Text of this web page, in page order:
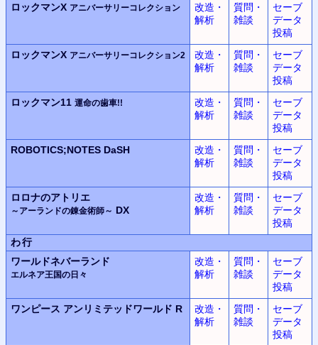
ロックマンX アニバーサリーコレクション
改造・
解析
質問・
雑談
セーブ
データ
投稿
ロックマンX アニバーサリーコレクション2
改造・
解析
質問・
雑談
セーブ
データ
投稿
ロックマン11 運命の歯車!!
改造・
解析
質問・
雑談
セーブ
データ
投稿
ROBOTICS;NOTES DaSH
改造・
解析
質問・
雑談
セーブ
データ
投稿
ロロナのアトリエ
～アーランドの錬金術師～ DX
改造・
解析
質問・
雑談
セーブ
データ
投稿
わ行
ワールドネバーランド
エルネア王国の日々
改造・
解析
質問・
雑談
セーブ
データ
投稿
ワンピース アンリミテッドワールド R
改造・
解析
質問・
雑談
セーブ
データ
投稿